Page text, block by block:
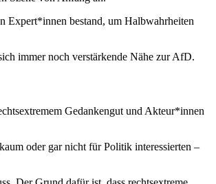
Expert*innen bestand, um Halbwahrheiten
immer noch verstärkende Nähe zur AfD.
Gedankengut und Akteur*innen
oder gar nicht für Politik interessierten –